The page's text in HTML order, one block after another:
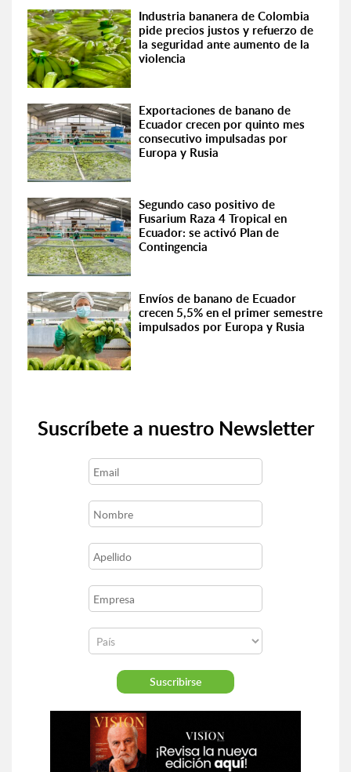
Industria bananera de Colombia
pide precios justos y refuerzo de
la seguridad ante aumento de la
violencia
Exportaciones de banano de
Ecuador crecen por quinto mes
consecutivo impulsadas por
Europa y Rusia
Segundo caso positivo de
Fusarium Raza 4 Tropical en
Ecuador: se activó Plan de
Contingencia
Envíos de banano de Ecuador
crecen 5,5% en el primer semestre
impulsados por Europa y Rusia
Suscríbete a nuestro Newsletter